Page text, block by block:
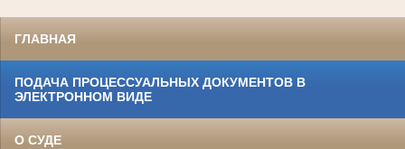
ГЛАВНАЯ
ПОДАЧА ПРОЦЕССУАЛЬНЫХ ДОКУМЕНТОВ В
ЭЛЕКТРОННОМ ВИДЕ
О СУДЕ